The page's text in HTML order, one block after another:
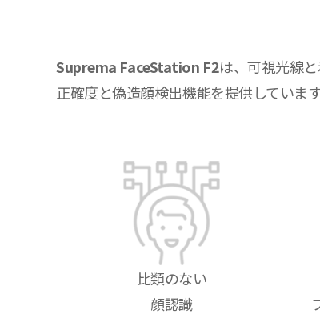
Suprema FaceStation F2は、可視光線
正確度と偽造顔検出機能を提供しています
比類のない
顔認識